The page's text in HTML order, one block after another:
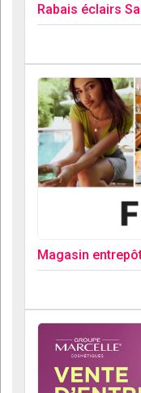
Rabais éclairs
Magasin